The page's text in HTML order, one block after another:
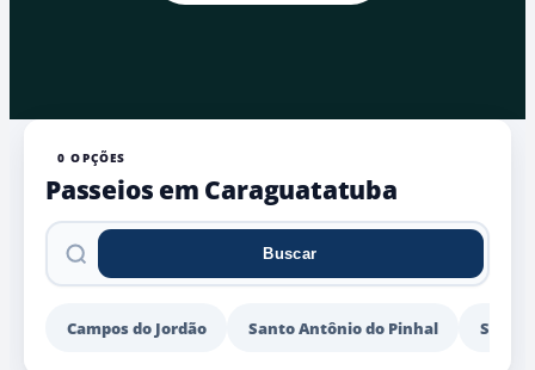
0 OPÇÕES
Passeios em Caraguatatuba
Pesquisar
Buscar
Campos do Jordão Santo Antônio do Pinhal São